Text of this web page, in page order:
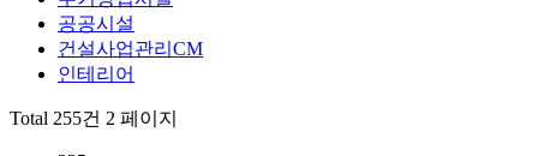
공공시설
건설사업관리CM
인테리어
Total 255건 2 페이지